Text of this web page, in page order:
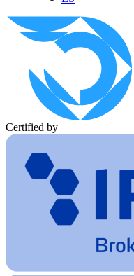
Certified by